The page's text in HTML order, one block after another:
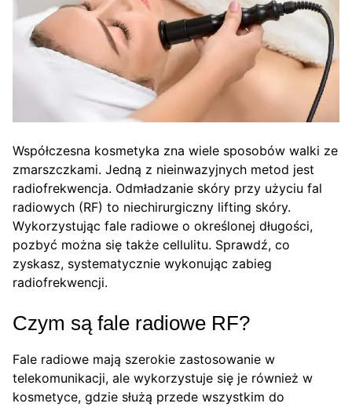
Współczesna kosmetyka zna wiele sposobów walki ze
zmarszczkami. Jedną z nieinwazyjnych metod jest
radiofrekwencja. Odmładzanie skóry przy użyciu fal
radiowych (RF) to niechirurgiczny lifting skóry.
Wykorzystując fale radiowe o określonej długości,
pozbyć można się także cellulitu. Sprawdź, co
zyskasz, systematycznie wykonując zabieg
radiofrekwencji.
Czym są fale radiowe RF?
Fale radiowe mają szerokie zastosowanie w
telekomunikacji, ale wykorzystuje się je również w
kosmetyce, gdzie służą przede wszystkim do